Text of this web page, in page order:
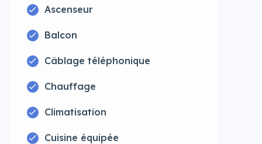
Ascenseur
Balcon
Câblage téléphonique
Chauffage
Climatisation
Cuisine équipée